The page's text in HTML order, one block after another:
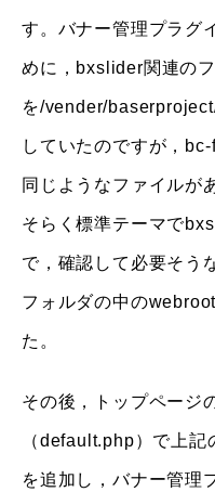
す。バナー管理プラグ
めに，bxslider関連の
を/vender/
していたのですが，
同じようなファイルが
そらく標準テーマで
で，確認して必要そう
フォルダの中の
た。
その後，トップページ
（default.php）で上
を追加し，バナー管理